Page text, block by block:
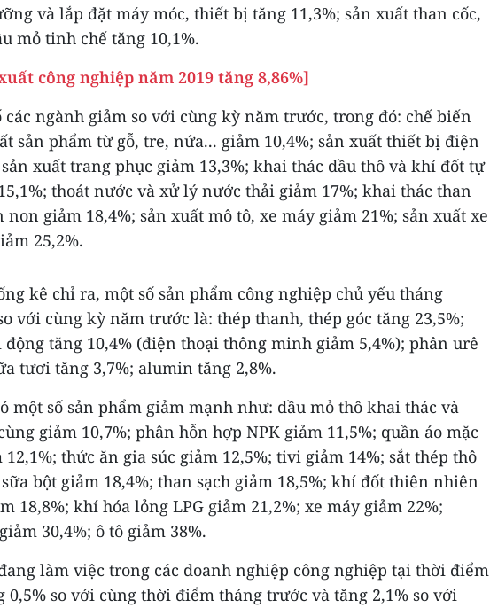
và lắp đặt máy móc, thiết bị tăng 11,3%; sản xuất than cốc,
mỏ tinh chế tăng 10,1%.
công nghiệp năm 2019 tăng 8,86%]
các ngành giảm so với cùng kỳ năm trước, trong đó: chế biến
sản phẩm từ gỗ, tre, nứa... giảm 10,4%; sản xuất thiết bị điện
xuất trang phục giảm 13,3%; khai thác dầu thô và khí đốt tự
thoát nước và xử lý nước thải giảm 17%; khai thác than
non giảm 18,4%; sản xuất mô tô, xe máy giảm 21%; sản xuất xe
25,2%.
kê chỉ ra, một số sản phẩm công nghiệp chủ yếu tháng
với cùng kỳ năm trước là: thép thanh, thép góc tăng 23,5%;
tăng 10,4% (điện thoại thông minh giảm 5,4%); phân urê
tươi tăng 3,7%; alumin tăng 2,8%.
một số sản phẩm giảm mạnh như: dầu mỏ thô khai thác và
giảm 10,7%; phân hỗn hợp NPK giảm 11,5%; quần áo mặc
thức ăn gia súc giảm 12,5%; tivi giảm 14%; sắt thép thô
bột giảm 18,4%; than sạch giảm 18,5%; khí đốt thiên nhiên
18,8%; khí hóa lỏng LPG giảm 21,2%; xe máy giảm 22%;
30,4%; ô tô giảm 38%.
làm việc trong các doanh nghiệp công nghiệp tại thời điểm
0,5% so với cùng thời điểm tháng trước và tăng 2,1% so với